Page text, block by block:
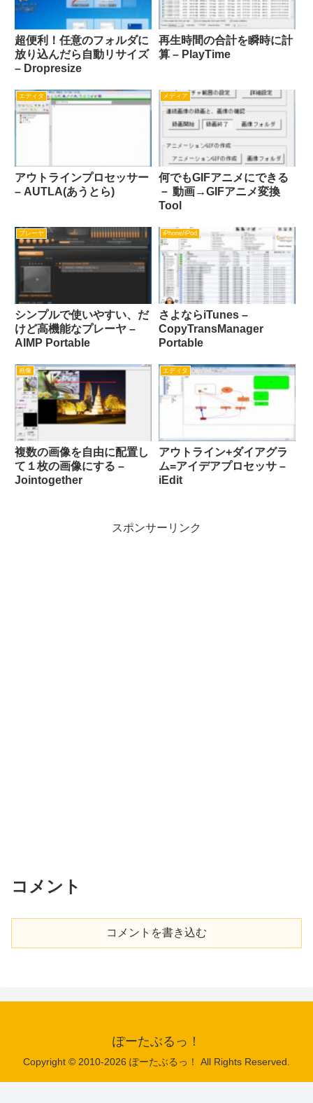
超便利！任意のフォルダに
放り込んだら自動リサイズ
– Dropresize
再生時間の合計を瞬時に計
算 – PlayTime
エディタ
アウトラインプロセッサー
– AUTLA(あうとら)
メディア
何でもGIFアニメにできる
－ 動画→GIFアニメ変換
Tool
プレーヤ
シンプルで使いやすい、だ
けど高機能なプレーヤ –
AIMP Portable
iPhone/iPod
さよならiTunes –
CopyTransManager
Portable
画像
複数の画像を自由に配置し
て１枚の画像にする –
Jointogether
エディタ
アウトライン+ダイアグラ
ム=アイデアプロセッサ –
iEdit
スポンサーリンク
コメント
コメントを書き込む
ぽーたぶるっ！
Copyright © 2010-2026 ぽーたぶるっ！ All Rights Reserved.